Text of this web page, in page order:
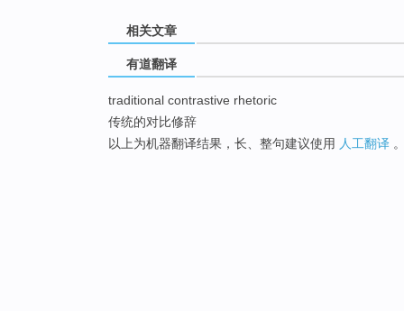
相关文章
有道翻译
traditional contrastive rhetoric
传统的对比修辞
以上为机器翻译结果，长、整句建议使用 人工翻译